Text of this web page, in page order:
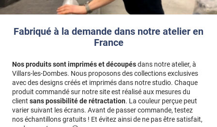
Fabriqué à la demande dans notre atelier en
France
Nos produits sont imprimés et découpésdans notre atelier, à
Villars-les-Dombes. Nous proposons des collections exclusives
avec des designs créés et imprimés dans notre studio. Chaque
produit commandé sur notre site est réalisé aux mesures du
client sans possibilité de rétractation. La couleur perçue peut
varier suivant les écrans. Avant de passer commande, testez
nos échantillons gratuits ! Et évitez ainsi de ne pas être satisfait,